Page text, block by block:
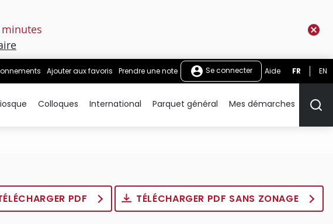
Ajouter aux favoris Prendre une note Se connecter Aide FR EN
Colloques International Parquet général Mes démarches
PDF TÉLÉCHARGER PDF SANS ZONAGE